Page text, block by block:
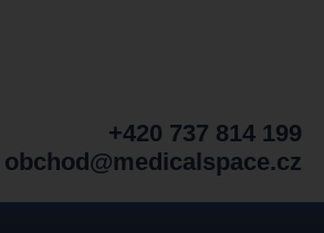
+420 737 814 199
obchod@medicalspace.cz